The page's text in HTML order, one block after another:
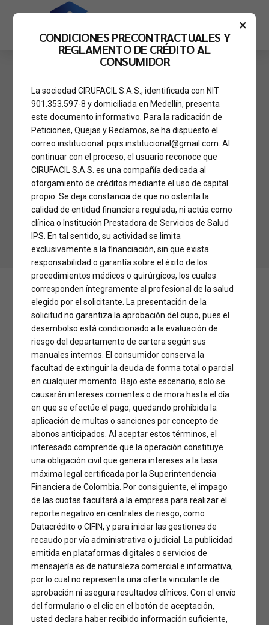
DANIEL ANDRES CORREA POSADA NOTICIAS
Las operaciones del
doctor Daniel Correa
se reflejan en las
opiniones de sus
pacientes
La Clínica Especialistas del Poblado cuenta con más de 30 mil
pacientes operados y en ella está uno de los cirujanos con
mayor trayectoria del país, el doctor Daniel Andrés Correa
Posada.
Sus pacientes dan fe de su experiencia y su buen trabajo al
dejar testimonios satisfactorios, de felicidad y de cambios
positivos en donde cuentan sus experiencias.
Adriana Peláez se realizó una lipomarcación con
transferencia y pexia, a lo que argumenta que está feliz hoy
en día “La atención en la clínica ha sido muy buena, desde que
llegue a los masajes, el doctor ha sido muy buena gente y
cada que le escribo él me responde, han estado muy
pendientes de mí… Yo estoy feliz con mi resultado y
agradezco al doctor Daniel por mis operaciones”
Camila Arango por su parte recomienda la clínica por su
buena atención y reconoce el trabajo del doctor Correa “Me
hice una cirugía de senos en la Clínica Especialistas del
Poblado, me operó el doctor Daniel Correa, excelente
atención y me ha ido muy bien con la cirugía, ya llevo 15 días.”
×
CONDICIONES PRECONTRACTUALES Y
REGLAMENTO DE CRÉDITO AL
CONSUMIDOR
La sociedad CIRUFACIL S.A.S., identificada con NIT
901.353.597-8 y domiciliada en Medellín, presenta
este documento informativo. Para la radicación de
Peticiones, Quejas y Reclamos, se ha dispuesto el
correo institucional: pqrs.institucional@gmail.com. Al
continuar con el proceso, el usuario reconoce que
CIRUFACIL S.A.S. es una compañía dedicada al
otorgamiento de créditos mediante el uso de capital
propio. Se deja constancia de que no ostenta la
calidad de entidad financiera regulada, ni actúa como
clínica o Institución Prestadora de Servicios de Salud
IPS. En tal sentido, su actividad se limita
exclusivamente a la financiación, sin que exista
responsabilidad o garantía sobre el éxito de los
procedimientos médicos o quirúrgicos, los cuales
corresponden íntegramente al profesional de la salud
elegido por el solicitante. La presentación de la
solicitud no garantiza la aprobación del cupo, pues el
desembolso está condicionado a la evaluación de
riesgo del departamento de cartera según sus
manuales internos. El consumidor conserva la
facultad de extinguir la deuda de forma total o parcial
en cualquier momento. Bajo este escenario, solo se
causarán intereses corrientes o de mora hasta el día
en que se efectúe el pago, quedando prohibida la
aplicación de multas o sanciones por concepto de
abonos anticipados. Al aceptar estos términos, el
interesado comprende que la operación constituye
una obligación civil que genera intereses a la tasa
máxima legal certificada por la Superintendencia
Financiera de Colombia. Por consiguiente, el impago
de las cuotas facultará a la empresa para realizar el
reporte negativo en centrales de riesgo, como
Datacrédito o CIFIN, y para iniciar las gestiones de
recaudo por vía administrativa o judicial. La publicidad
emitida en plataformas digitales o servicios de
mensajería es de naturaleza comercial e informativa,
por lo cual no representa una oferta vinculante de
aprobación ni asegura resultados clínicos. Con el envío
del formulario o el clic en el botón de aceptación,
usted declara haber recibido información suficiente,